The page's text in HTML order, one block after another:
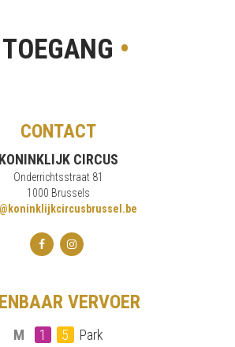
TOEGANG •
CONTACT
KONINKLIJK CIRCUS
Onderrichtsstraat 81
1000 Brussels
VERVOER
M 1 5
Park